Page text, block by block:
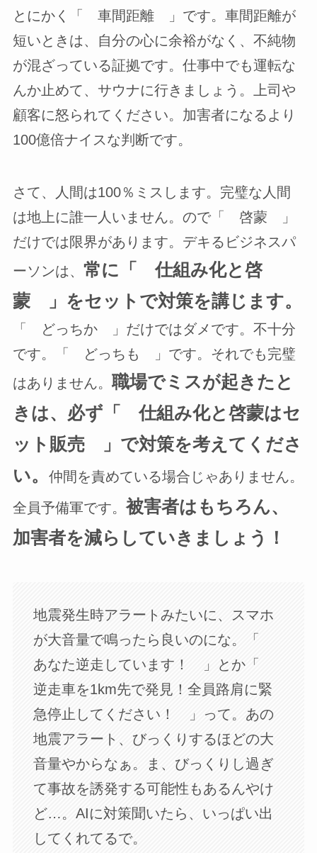
とにかく「 車間距離 」です。車間距離が
短いときは、自分の心に余裕がなく、不純物
が混ざっている証拠です。仕事中でも運転な
んか止めて、サウナに行きましょう。上司や
顧客に怒られてください。加害者になるより
100億倍ナイスな判断です。
さて、人間は100％ミスします。完璧な人間
は地上に誰一人いません。ので「 啓蒙 」
だけでは限界があります。デキるビジネスパ
ーソンは、 常に「 仕組み化と啓
蒙 」をセットで対策を講じます。
「 どっちか 」だけではダメです。不十分
です。「 どっちも 」です。それでも完璧
はありません。 職場でミスが起きたと
きは、必ず「 仕組み化と啓蒙はセ
ット販売 」で対策を考えてくださ
い。
仲間を責めている場合じゃありません。
全員予備軍です。被害者はもちろん、
加害者を減らしていきましょう！
地震発生時アラートみたいに、スマホ
が大音量で鳴ったら良いのにな。「
あなた逆走しています！ 」とか「
逆走車を1km先で発見！全員路肩に緊
急停止してください！ 」って。あの
地震アラート、びっくりするほどの大
音量やからなぁ。ま、びっくりし過ぎ
て事故を誘発する可能性もあるんやけ
ど…。AIに対策聞いたら、いっぱい出
してくれてるで。